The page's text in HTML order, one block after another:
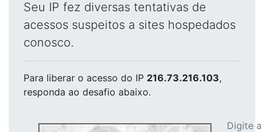
Seu IP fez diversas tentativas de
acessos suspeitos a sites hospedados
conosco.
Para liberar o acesso do IP 216.73.216.103,
responda ao desafio abaixo.
Digite